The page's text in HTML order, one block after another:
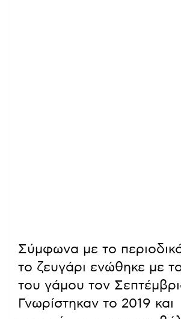
Σύμφωνα με το
το ζευγάρι ενώθηκε με
του γάμου τον
Γνωρίστηκαν το 2019 και